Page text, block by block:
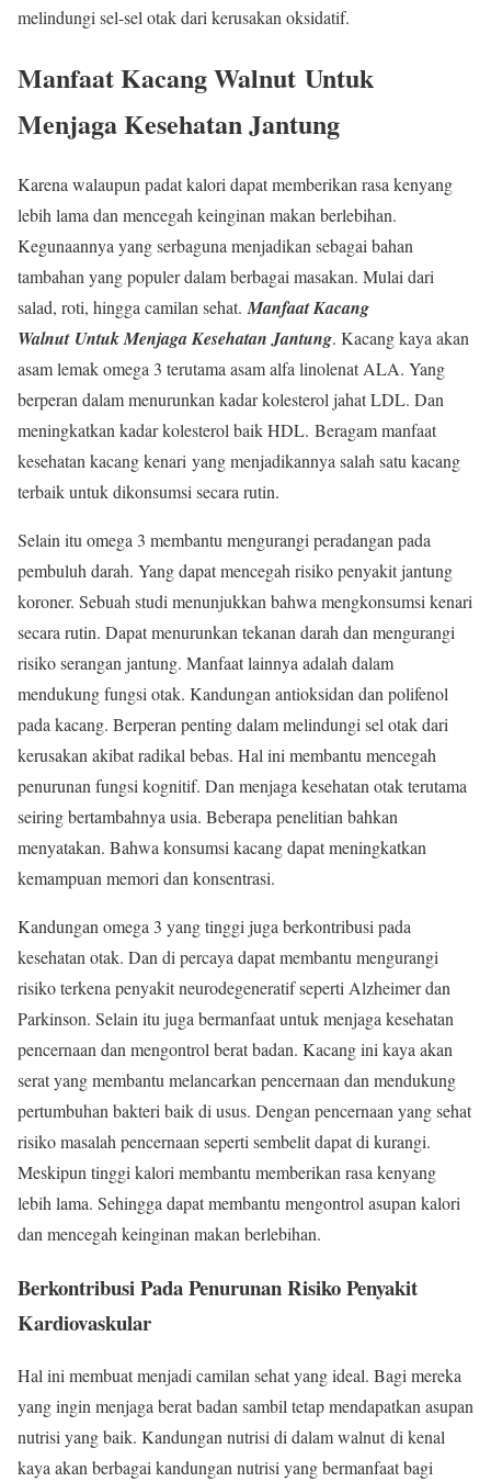
melindungi sel-sel otak dari kerusakan oksidatif.
Manfaat Kacang Walnut Untuk
Menjaga Kesehatan Jantung
Karena walaupun padat kalori dapat memberikan rasa kenyang
lebih lama dan mencegah keinginan makan berlebihan.
Kegunaannya yang serbaguna menjadikan sebagai bahan
tambahan yang populer dalam berbagai masakan. Mulai dari
salad, roti, hingga camilan sehat. Manfaat Kacang
Walnut Untuk Menjaga Kesehatan Jantung. Kacang kaya akan
asam lemak omega 3 terutama asam alfa linolenat ALA. Yang
berperan dalam menurunkan kadar kolesterol jahat LDL. Dan
meningkatkan kadar kolesterol baik HDL. Beragam manfaat
kesehatan kacang kenari yang menjadikannya salah satu kacang
terbaik untuk dikonsumsi secara rutin.
Selain itu omega 3 membantu mengurangi peradangan pada
pembuluh darah. Yang dapat mencegah risiko penyakit jantung
koroner. Sebuah studi menunjukkan bahwa mengkonsumsi kenari
secara rutin. Dapat menurunkan tekanan darah dan mengurangi
risiko serangan jantung. Manfaat lainnya adalah dalam
mendukung fungsi otak. Kandungan antioksidan dan polifenol
pada kacang. Berperan penting dalam melindungi sel otak dari
kerusakan akibat radikal bebas. Hal ini membantu mencegah
penurunan fungsi kognitif. Dan menjaga kesehatan otak terutama
seiring bertambahnya usia. Beberapa penelitian bahkan
menyatakan. Bahwa konsumsi kacang dapat meningkatkan
kemampuan memori dan konsentrasi.
Kandungan omega 3 yang tinggi juga berkontribusi pada
kesehatan otak. Dan di percaya dapat membantu mengurangi
risiko terkena penyakit neurodegeneratif seperti Alzheimer dan
Parkinson. Selain itu juga bermanfaat untuk menjaga kesehatan
pencernaan dan mengontrol berat badan. Kacang ini kaya akan
serat yang membantu melancarkan pencernaan dan mendukung
pertumbuhan bakteri baik di usus. Dengan pencernaan yang sehat
risiko masalah pencernaan seperti sembelit dapat di kurangi.
Meskipun tinggi kalori membantu memberikan rasa kenyang
lebih lama. Sehingga dapat membantu mengontrol asupan kalori
dan mencegah keinginan makan berlebihan.
Berkontribusi Pada Penurunan Risiko Penyakit
Kardiovaskular
Hal ini membuat menjadi camilan sehat yang ideal. Bagi mereka
yang ingin menjaga berat badan sambil tetap mendapatkan asupan
nutrisi yang baik. Kandungan nutrisi di dalam walnut di kenal
kaya akan berbagai kandungan nutrisi yang bermanfaat bagi